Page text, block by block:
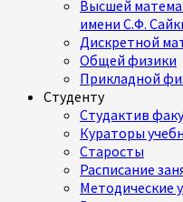
Высшей
имени С.Ф.
Дискретной
Общей физики
Прикладной
Студенту
Студактив
Кураторы
Старосты
Расписание
Методические